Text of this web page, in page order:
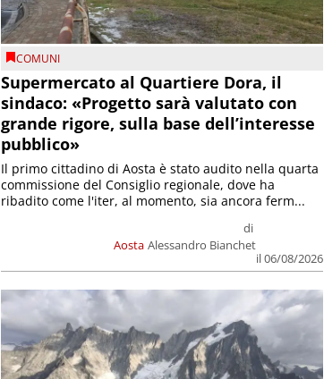
COMUNI
Supermercato al Quartiere Dora, il
sindaco: «Progetto sarà valutato con
grande rigore, sulla base dell’interesse
pubblico»
Aosta
di
Alessandro Bianchet
il 06/08/2026
Il primo cittadino di Aosta è stato audito nella quarta
commissione del Consiglio regionale, dove ha
ribadito come l'iter, al momento, sia ancora ferm...